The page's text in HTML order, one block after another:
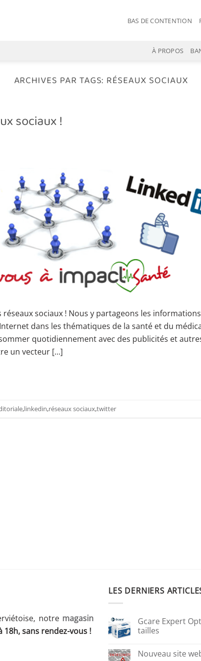
BAS DE CONTENTION
À PROPOS
ARCHIVES PAR TAGS: RÉSEAUX SOCIAUX
sociaux !
sociaux ! Nous y partageons les
dans les thématiques de la santé et du
quotidiennement avec des publicités et
un vecteur […]
,linkedin,réseaux sociaux,twitter
notre magasin
sans rendez-vous !
LES DERNIERS
Gcare Expert
tailles
Nouveau site